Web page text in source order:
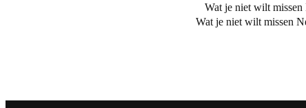
Wat je niet wilt missen
Wat je niet wilt missen